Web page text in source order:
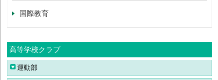
国際教育
高等学校クラブ
運動部